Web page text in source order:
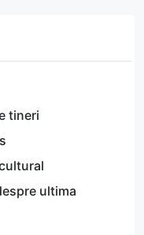
tineri
ultima